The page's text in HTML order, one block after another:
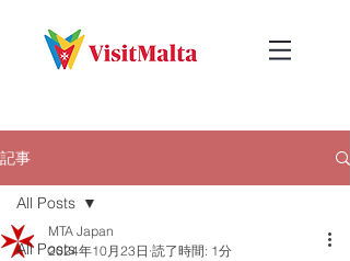
記事
All Posts
All Posts
MTA Japan
2024年10月23日 読了時間: 1分